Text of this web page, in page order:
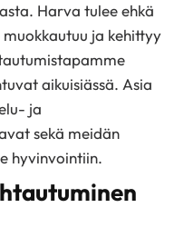
Harva tulee ehkä
ja kehittyy
aikuisiässä. Asia
ja
sekä meidän
hyvinvointiin.